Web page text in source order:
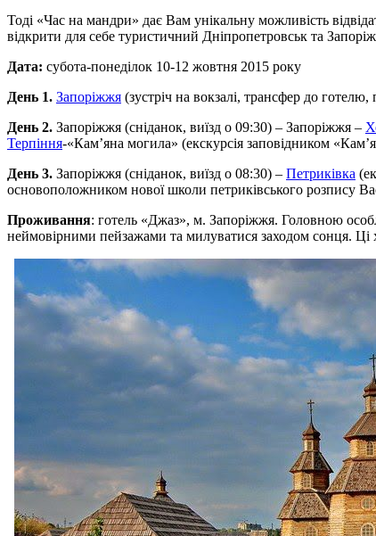
Тоді «Час на мандри» дає Вам унікальну можливість
відкрити для себе туристичний Дніпропетровськ та
Дата: субота-понеділок 10-12 жовтня 2015 року
День 1. Запоріжжя (зустріч на вокзалі, трансфер до
День 2. Запоріжжя (сніданок, виїзд о 09:30) – Запоріжжя –
Терпіння-«Кам’яна могила» (екскурсія заповідником
День 3. Запоріжжя (сніданок, виїзд о 08:30) – Петриківка
основоположником нової школи петриківського розпису
Проживання: готель «Джаз», м. Запоріжжя. Головною
неймовірними пейзажами та милуватися заходом сонця. Ці